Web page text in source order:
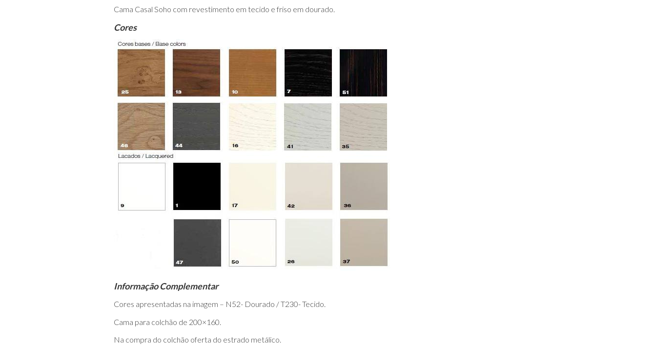
Cama Casal Soho com revestimento em tecido e friso em dourado.
Cores
Informação Complementar
Cores apresentadas na imagem – N52- Dourado / T230- Tecido.
Cama para colchão de 200×160.
Na compra do colchão oferta do estrado metálico.